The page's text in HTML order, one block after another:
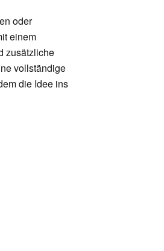
oder
einem
zusätzliche
vollständige
die Idee ins